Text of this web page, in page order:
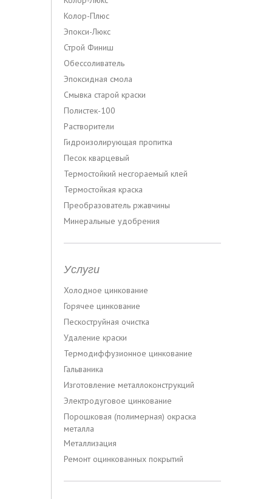
Колор-Плюс
Эпокси-Люкс
Строй Финиш
Обессоливатель
Эпоксидная смола
Смывка старой краски
Полистек-100
Растворители
Гидроизолирующая пропитка
Песок кварцевый
Термостойкий несгораемый клей
Термостойкая краска
Преобразователь ржавчины
Минеральные удобрения
Услуги
Холодное цинкование
Горячее цинкование
Пескоструйная очистка
Удаление краски
Термодиффузионное цинкование
Гальваника
Изготовление металлоконструкций
Электродуговое цинкование
Порошковая (полимерная) окраска
металла
Металлизация
Ремонт оцинкованных покрытий